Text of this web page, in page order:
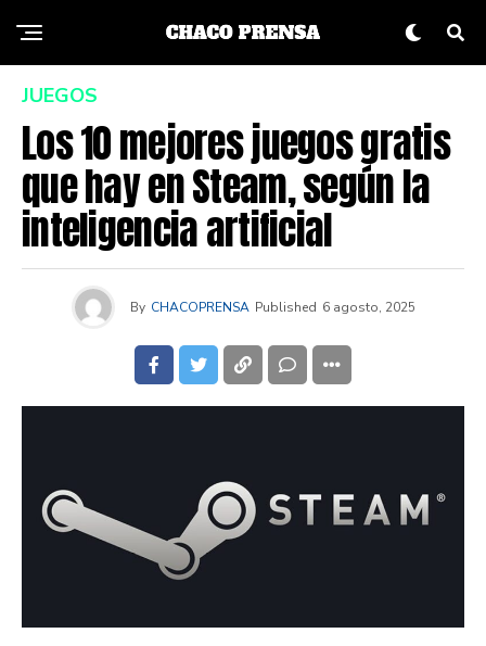
JUEGOS
Los 10 mejores juegos gratis
que hay en Steam, según la
inteligencia artificial
By CHACOPRENSA Published 6 agosto, 2025